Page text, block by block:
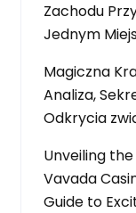
Zachodu
Jednym
Magiczna
Analiza,
Odkrycia
Unveiling
Vavada
Guide to